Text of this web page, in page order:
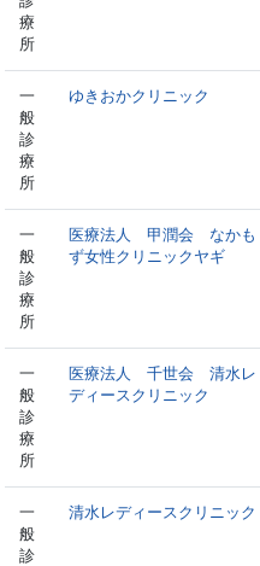
療
所
一
般
診
療
所
ゆきおかクリニック
一
般
診
療
所
医療法人 甲潤会 なかも
ず女性クリニックヤギ
一
般
診
療
所
医療法人 千世会 清水レ
ディースクリニック
一
般
診
清水レディースクリニック